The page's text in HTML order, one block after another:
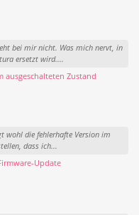
bei mir nicht. Was mich nervt, in
ersetzt wird....
ausgeschalteten Zustand
wohl die fehlerhafte Version im
dass ich...
Update